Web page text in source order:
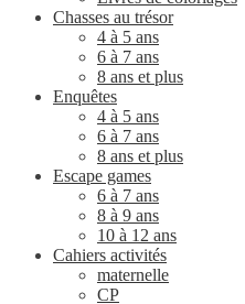
Chasses au trésor
4 à 5 ans
6 à 7 ans
8 ans et plus
Enquêtes
4 à 5 ans
6 à 7 ans
8 ans et plus
Escape games
6 à 7 ans
8 à 9 ans
10 à 12 ans
Cahiers activités
maternelle
CP